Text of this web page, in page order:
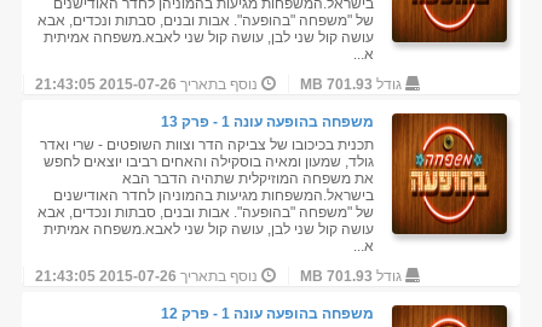
בישראל.המשפחות מגיעות בהמוניהן לחדר האודישנים
של "משפחה "בהופעה". אבות ובנים, סבתות ונכדים, אבא
עושה קול שני לבן, עושה קול שני לאבא.משפחה אמיתית
א...
גודל 701.93 MB נוסף בתאריך 2015-07-26 21:43:05
משפחה בהופעה עונה 1 - פרק 13
תכנית בכיכובו של צביקה הדר וצוות השופטים - שרי ואדר
גולד, שמעון ומאיה בוסקילה והאחים רביבו יוצאים לחפש
את משפחה המוזיקלית שתהיה הדבר הבא
בישראל.המשפחות מגיעות בהמוניהן לחדר האודישנים
של "משפחה "בהופעה". אבות ובנים, סבתות ונכדים, אבא
עושה קול שני לבן, עושה קול שני לאבא.משפחה אמיתית
א...
גודל 701.93 MB נוסף בתאריך 2015-07-26 21:43:05
משפחה בהופעה עונה 1 - פרק 12